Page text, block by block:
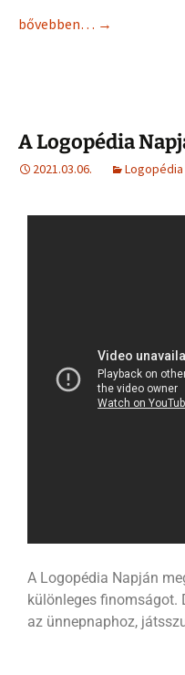
bővebben… →
A Logopédia
2021.03.06. Logopédia
A Logopédia Napján
különleges finomságot.
az ünnepnaphoz,